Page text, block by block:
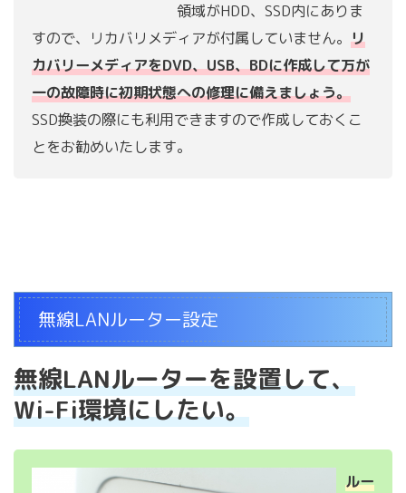
領域がHDD、SSD内にありま
すので、リカバリメディアが付属していません。 リ
カバリーメディアをDVD、USB、BDに作成して万が
一の故障時に初期状態への修理に備えましょう。
SSD換装の際にも利用できますので作成しておくこ
とをお勧めいたします。
無線LANルーター設定
無線LANルーターを設置して、
Wi-Fi環境にしたい。
ルー